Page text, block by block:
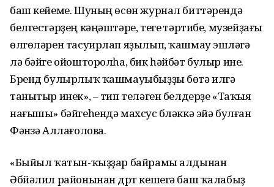
баш кейеме. Шуның өсөн журнал биттәрендә
белгестәрҙең кәңәштәре, тегеү тәртибе, музейҙағы
өлгөләрен тасуирлап яҙылып, ҡашмау эшләүгә
лә бәйге ойошторолһа, бик һәйбәт булыр ине.
Бренд булырлыҡ ҡашмауыбыҙҙы бөтә илгә
танытыр инек», – тип теләген белдерҙе «Таҡыя
нағышы» бәйгеһендә махсус бүләккә эйә булған
Фәнүзә Аллағолова.
«Быйыл ҡатын-ҡыҙҙар байрамы алдынан
Әбйәлил районынан дүрт кешегә баш ҡалабыҙ